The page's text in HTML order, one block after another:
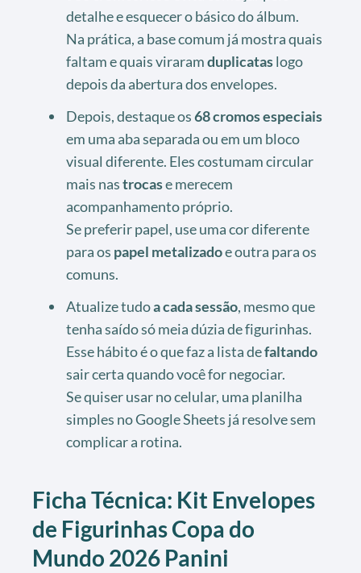
detalhe e esquecer o básico do álbum.
Na prática, a base comum já mostra quais
faltam e quais viraramduplicataslogo
depois da abertura dos envelopes.
Depois, destaque os68cromos especiais
em uma aba separada ou em um bloco
visual diferente. Eles costumam circular
mais nastrocase merecem
acompanhamento próprio.
Se preferir papel, use uma cor diferente
para os papel metalizadoe outra para os
comuns.
Atualize tudoa cada sessão, mesmo que
tenha saído só meia dúzia de figurinhas.
Esse hábito é o que faz a lista defaltando
sair certa quando você for negociar.
Se quiser usar no celular, uma planilha
simples no Google Sheets já resolve sem
complicar a rotina.
Ficha Técnica: Kit Envelopes
de Figurinhas Copa do
Mundo 2026 Panini